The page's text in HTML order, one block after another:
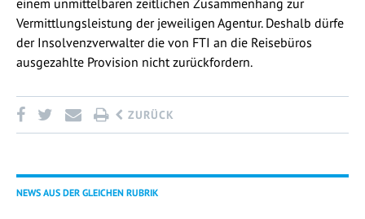
Vermittlungsleistung der jeweiligen Agentur. Deshalb dürfe
der Insolvenzverwalter die von FTI an die Reisebüros
ausgezahlte Provision nicht zurückfordern.
ZURÜCK
NEWS AUS DER GLEICHEN RUBRIK